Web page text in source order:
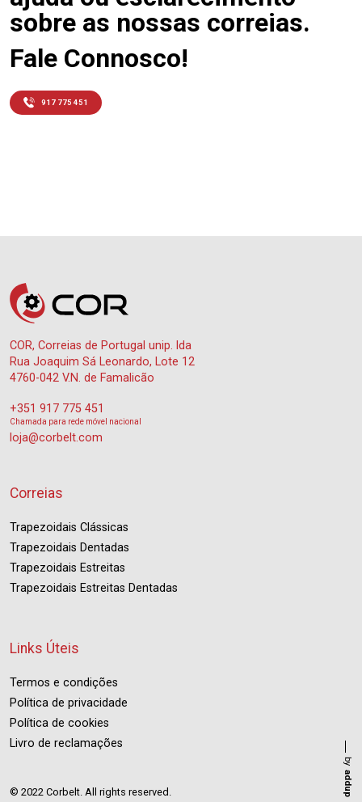
sobre as nossas correias.
Fale Connosco!
917 775 451
COR, Correias de Portugal unip. lda
Rua Joaquim Sá Leonardo, Lote 12
4760-042 V.N. de Famalicão
+351 917 775 451
Chamada para rede móvel nacional
loja@corbelt.com
Correias
Trapezoidais Clássicas
Trapezoidais Dentadas
Trapezoidais Estreitas
Trapezoidais Estreitas Dentadas
Links Úteis
Termos e condições
Política de privacidade
Política de cookies
Livro de reclamações
© 2022 Corbelt. All rights reserved.
by
addup